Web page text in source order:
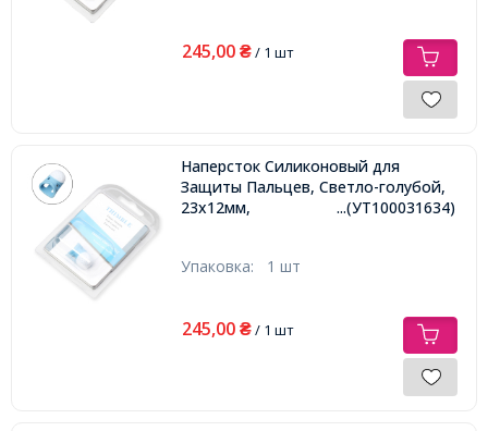
245,00 ₴/ 1 шт
Наперсток Силиконовый для
Защиты Пальцев, Светло-голубой,
23х12мм,
...(УТ100031634)
Упаковка: 1 шт
245,00 ₴/ 1 шт